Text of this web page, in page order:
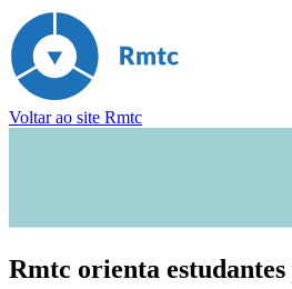
Voltar ao site Rmtc
Rmtc orienta